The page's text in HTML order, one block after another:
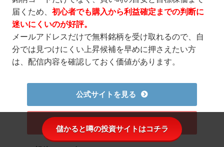
届くため、初心者でも購入から利益確定までの判断に
迷いにくいのが好評。
メールアドレスだけで無料銘柄を受け取れるので、自
分では見つけにくい上昇候補を早めに押さえたい方
は、配信内容を確認しておく価値があります。
公式サイトを見る
儲かると噂の投資サイトはコチラ